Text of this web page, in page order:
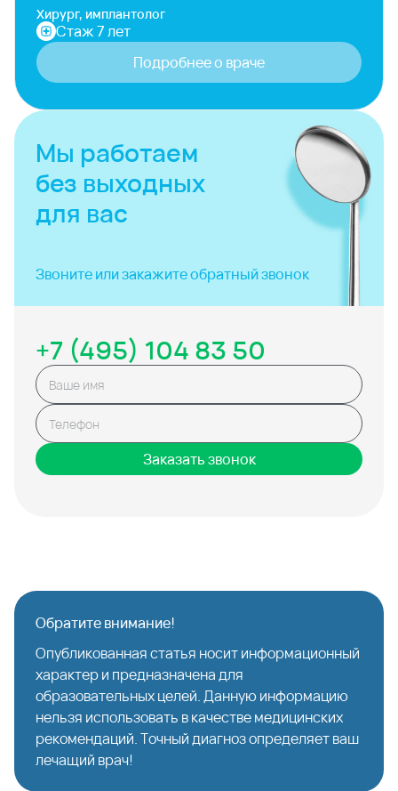
Хирург, имплантолог
Стаж 7 лет
Подробнее о враче
Мы работаем
без выходных
для вас
Звоните или закажитеобратный звонок
+7 (495) 104 83 50
Заказать звонок
Обратите внимание!
Опубликованная статья носит информационный
характер и предназначена для
образовательных целей. Данную информацию
нельзя использовать в качестве медицинских
рекомендаций. Точный диагноз определяет ваш
лечащий врач!